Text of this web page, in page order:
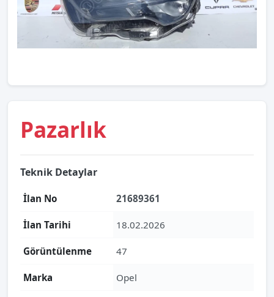
Pazarlık
Teknik Detaylar
İlan No 21689361
İlan Tarihi 18.02.2026
Görüntülenme 47
Marka Opel